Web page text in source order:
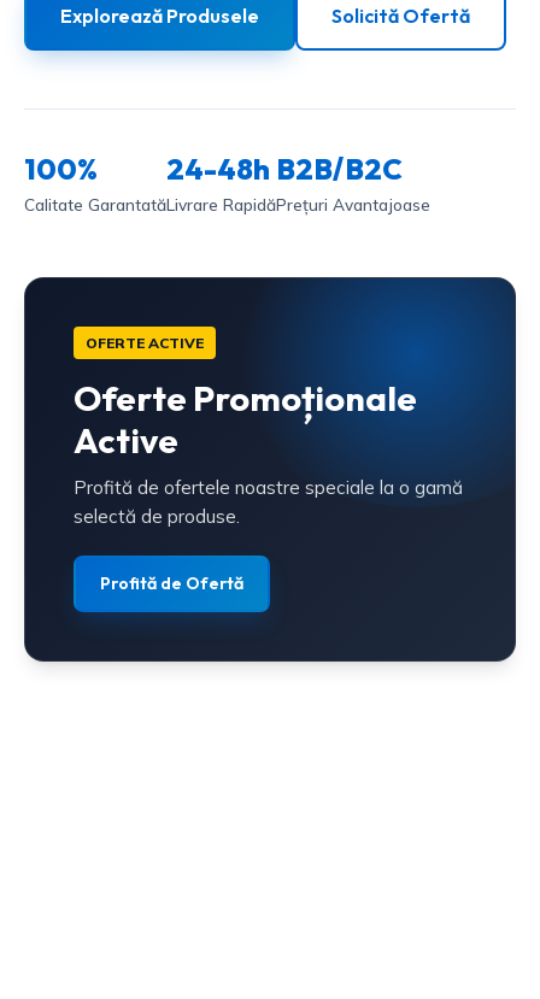
Explorează Produsele Solicită Ofertă
100%
Calitate Garantată
24-48h
Livrare Rapidă
B2B/B2C
Prețuri Avantajoase
OFERTE ACTIVE
Oferte Promoționale
Active
Profită de ofertele noastre speciale la o gamă
selectă de produse.
Profită de Ofertă